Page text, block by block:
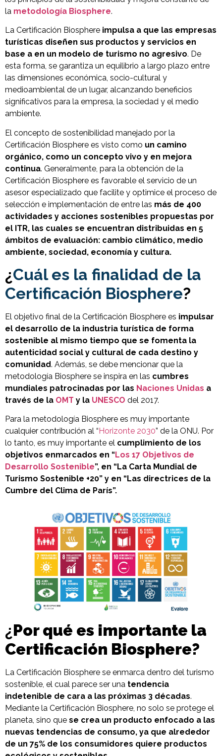
la metodología Biosphere.
La Certificación Biosphere impulsa a que las empresas
turísticas diseñen sus productos y servicios en
base a en un modelo de turismo no agresivo. De
esta forma, se garantiza un equilibrio a largo plazo entre
las dimensiones económica, socio-cultural y
medioambiental de un lugar, alcanzando beneficios
significativos para la empresa, la sociedad y el medio
ambiente.
El concepto de sostenibilidad manejado por la
Certificación Biosphere es visto como un camino
orgánico, como un concepto vivo y en mejora
continua. Generalmente, para la obtención de la
Certificación Biosphere es favorable el servicio de un
asesor especializado que facilite y optimice el proceso de
selección e implementación de entre las más de 400
actividades y acciones sostenibles propuestas por
el ITR, las cuales se encuentran distribuidas en 5
ámbitos de evaluación: cambio climático, medio
ambiente, sociedad, economía y cultura.
¿Cuál es la finalidad de la
Certificación Biosphere?
El objetivo final de la Certificación Biosphere es impulsar
el desarrollo de la industria turística de forma
sostenible al mismo tiempo que se fomenta la
autenticidad social y cultural de cada destino y
comunidad. Además, se debe mencionar que la
metodología Biosphere se inspira en las cumbres
mundiales patrocinadas por las Naciones Unidas a
través de la OMT y la UNESCO del 2017.
Para la metodología Biosphere es muy importante
cualquier contribución al “ Horizonte 2030” de la ONU. Por
lo tanto, es muy importante el cumplimiento de los
objetivos enmarcados en “Los 17 Objetivos de
Desarrollo Sostenible”, en “La Carta Mundial de
Turismo Sostenible +20” y en “Las directrices de la
Cumbre del Clima de París”.
¿Por qué es importante la
Certificación Biosphere?
La Certificación Biosphere se enmarca dentro del turismo
sostenible, el cual parece ser una tendencia
indetenible de cara a las próximas 3 décadas.
Mediante la Certificación Biosphere, no solo se protege el
planeta, sino que se crea un producto enfocado a las
nuevas tendencias de consumo, ya que alrededor
de un 75% de los consumidores quiere productos